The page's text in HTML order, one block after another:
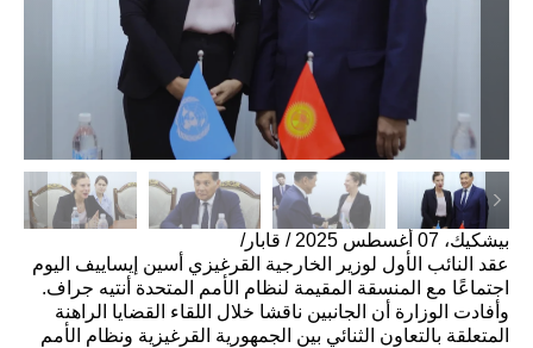
بيشكيك، 07 أغسطس 2025 / قابار/
عقد النائب الأول لوزير الخارجية القرغيزي أسين إيساييف اليوم
اجتماعًا مع المنسقة المقيمة لنظام الأمم المتحدة أنتيه جراف.
وأفادت الوزارة أن الجانبين ناقشا خلال اللقاء القضايا الراهنة
المتعلقة بالتعاون الثنائي بين الجمهورية القرغيزية ونظام الأمم